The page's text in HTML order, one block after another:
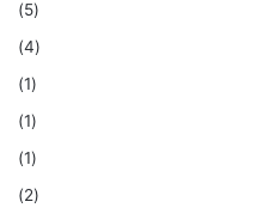
(5)
(4)
(1)
(1)
(1)
(2)